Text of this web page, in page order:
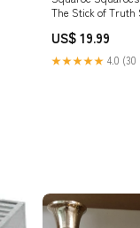
The Stick of Truth
Black Series The
US$ 19.99
★★★★★ 4.0 (30